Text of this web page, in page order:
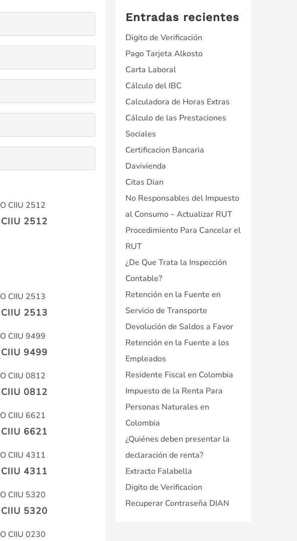
2512
2513
9499
0812
6621
4311
5320
Entradas recientes
Digito de Verificación
Pago Tarjeta Alkosto
Carta Laboral
Cálculo del IBC
Calculadora de Horas Extras
Cálculo de las Prestaciones
Sociales
Certificacion Bancaria
Davivienda
Citas Dian
No Responsables del Impuesto
al Consumo – Actualizar RUT
Procedimiento Para Cancelar el
RUT
¿De Que Trata la Inspección
Contable?
Retención en la Fuente en
Servicio de Transporte
Devolución de Saldos a Favor
Retención en la Fuente a los
Empleados
Residente Fiscal en Colombia
Impuesto de la Renta Para
Personas Naturales en
Colombia
¿Quiénes deben presentar la
declaración de renta?
Extracto Falabella
Digito de Verificacion
Recuperar Contraseña DIAN